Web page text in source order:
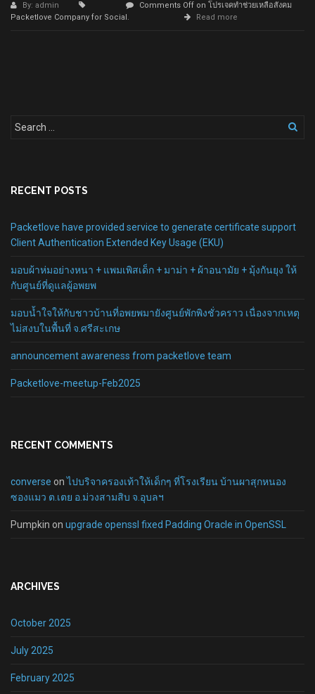
By: admin Comments Off on โปรเจคทำช่วยเหลือสังคม
Packetlove Company for Social.
Read more
RECENT POSTS
Packetlove have provided service to generate certificate support
Client Authentication Extended Key Usage (EKU)
มอบผ้าห่มอย่างหนา + แพมเพิสเด็ก + มาม่า + ผ้าอนามัย + มุ้งกันยุง ให้
กับศูนย์ที่ดูแลผู้อพยพ
มอบน้ำใจให้กับชาวบ้านที่อพยพมายังศูนย์พักพิงชั่วคราว เนื่องจากเหตุ
ไม่สงบในพื้นที่ จ.ศรีสะเกษ
announcement awareness from packetlove team
Packetlove-meetup-Feb2025
RECENT COMMENTS
converse onไปบริจาครองเท้าให้เด็กๆ ที่โรงเรียน บ้านผาสุกหนอง
ซองแมว ต.เตย อ.ม่วงสามสิบ จ.อุบลฯ
Pumpkin on upgrade openssl fixed Padding Oracle in OpenSSL
ARCHIVES
October 2025
July 2025
February 2025